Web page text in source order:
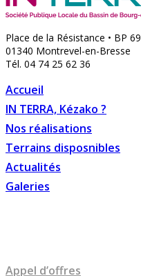
Place de la Résistance • BP 69
01340 Montrevel-en-Bresse
Tél. 04 74 25 62 36
Accueil
IN TERRA, Kézako ?
Nos réalisations
Terrains disposnibles
Actualités
Galeries
Appel d’offres